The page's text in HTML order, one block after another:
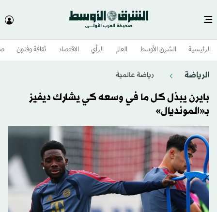
الرئيسية الشرق الأوسط​ العالم الرأي الاقتصاد ثقافة وفنون
الرياضة رياضة عالمية
بايرن يبذل كل ما في وسعه كي يشارك ديفيز
بـ«المونديال»